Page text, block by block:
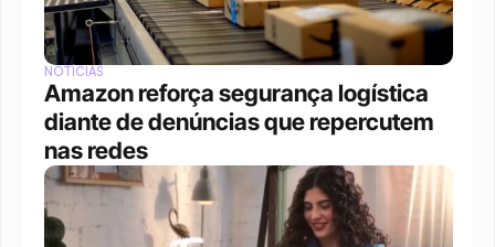
NOTÍCIAS
Amazon reforça segurança logística
diante de denúncias que repercutem
nas redes